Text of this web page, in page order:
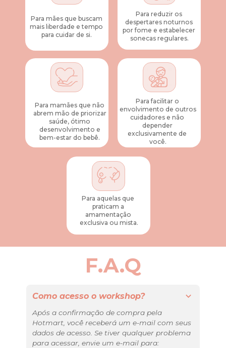
Para mamães que não
abrem mão de priorizar
saúde, ótimo
desenvolvimento e
bem-estar do bebê.
Para reduzir os
despertares noturnos
por fome e estabelecer
sonecas regulares.
Para facilitar o
envolvimento de outros
cuidadores e não
depender
exclusivamente de
você.
Para aquelas que
praticam a
amamentação
exclusiva ou mista.
Para mães que buscam
mais liberdade e tempo
para cuidar de si.
Como acesso o workshop?
Após a confirmação de compra pela
Hotmart, você receberá um e-mail com seus
dados de acesso. Se tiver qualquer problema
F.A.Q